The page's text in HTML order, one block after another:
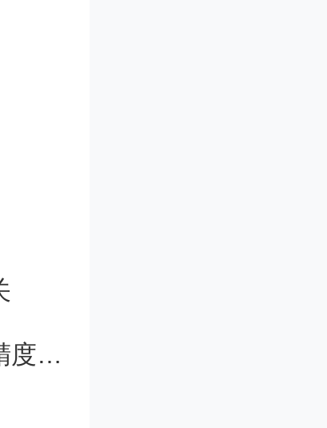
不
录
功
日本首次登陆月表却遭电源问题，着陆精度待确认